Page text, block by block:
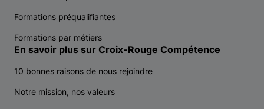
Formations préqualifiantes
Formations par métiers
En savoir plus sur Croix-Rouge Compétence
10 bonnes raisons de nous rejoindre
Notre mission, nos valeurs